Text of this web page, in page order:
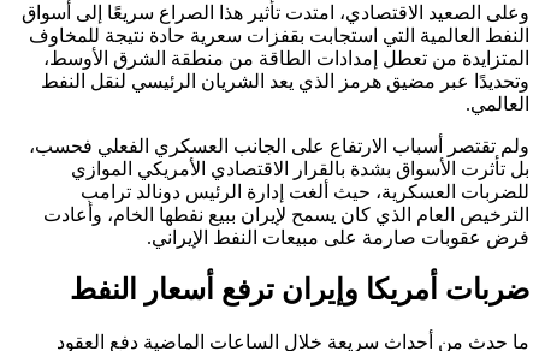
وعلى الصعيد الاقتصادي، امتدت تأثير هذا الصراع سريعًا إلى أسواق
النفط العالمية التي استجابت بقفزات سعرية حادة نتيجة للمخاوف
المتزايدة من تعطل إمدادات الطاقة من منطقة الشرق الأوسط،
وتحديدًا عبر مضيق هرمز الذي يعد الشريان الرئيسي لنقل النفط
العالمي.
ولم تقتصر أسباب الارتفاع على الجانب العسكري الفعلي فحسب،
بل تأثرت الأسواق بشدة بالقرار الاقتصادي الأمريكي الموازي
للضربات العسكرية، حيث ألغت إدارة الرئيس دونالد ترامب
الترخيص العام الذي كان يسمح لإيران ببيع نفطها الخام، وأعادت
فرض عقوبات صارمة على مبيعات النفط الإيراني.
ضربات أمريكا وإيران ترفع أسعار النفط
ما حدث من أحداث سريعة خلال الساعات الماضية دفع العقود